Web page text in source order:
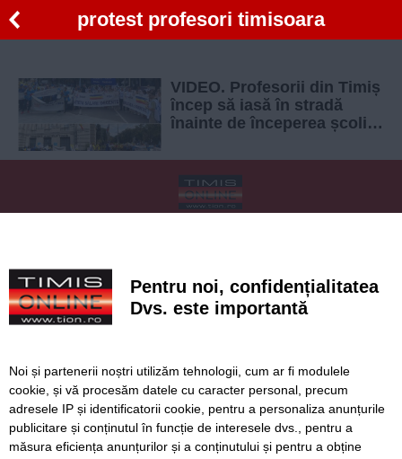
protest profesori timisoara
VIDEO. Profesorii din Timiș
încep să iasă în stradă
înainte de începerea școlii.
pe 5 septembrie
Politica de confidentialitate
Regulament postare și moderare comentarii
Timiș Online
Pentru noi, confidențialitatea
Dvs. este importantă
Noi și partenerii noștri utilizăm tehnologii, cum ar fi modulele
cookie, și vă procesăm datele cu caracter personal, precum
adresele IP și identificatorii cookie, pentru a personaliza anunțurile
publicitare și conținutul în funcție de interesele dvs., pentru a
măsura eficiența anunțurilor și a conținutului și pentru a obține